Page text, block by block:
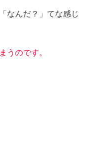
なんだ？」てな感じ
うのです。